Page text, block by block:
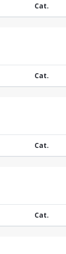
Cat.
Cat.
Cat.
Cat.